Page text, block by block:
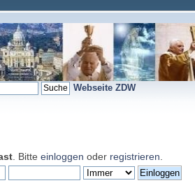
Webseite ZDW
. Bitte einloggen oder registrieren